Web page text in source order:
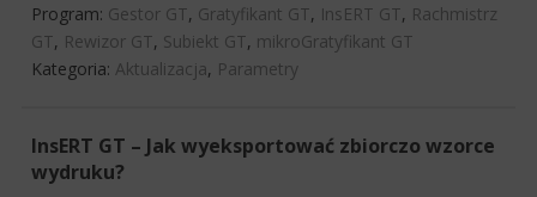
Program: Gestor GT, Gratyfikant GT, InsERT GT, Rachmistrz
GT, Rewizor GT, Subiekt GT, mikroGratyfikant GT
Kategoria: Aktualizacja, Parametry
InsERT GT – Jak wyeksportować zbiorczo wzorce
wydruku?